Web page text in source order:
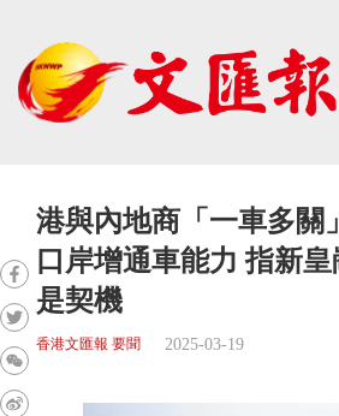
港與內地商「一車多關
口岸增通車能力 指新
是契機
香港文匯報 要聞 2025-03-19